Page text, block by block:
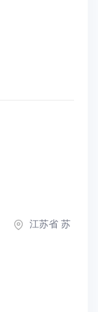
江苏省 苏